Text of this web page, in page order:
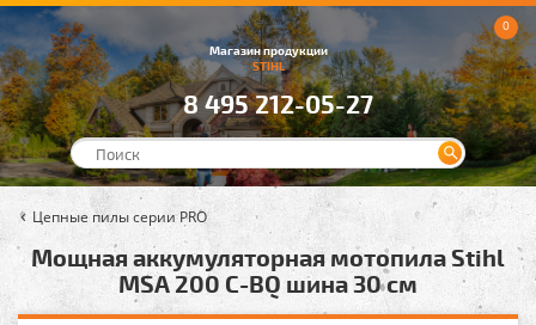
Магазин продукции
STIHL
8 495 212-05-27
0
Цепные пилы серии PRO
Мощная аккумуляторная мотопила Stihl
MSA 200 C-BQ шина 30 см